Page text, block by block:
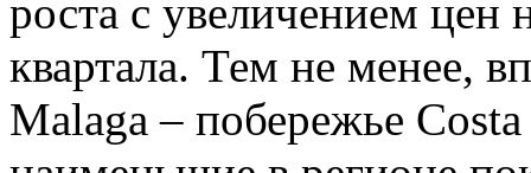
роста с увеличением цен
квартала. Тем не менее,
Malaga – побережье